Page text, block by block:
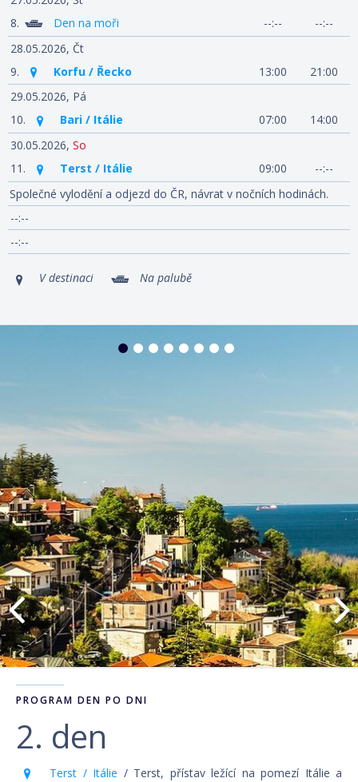
8.
Den na moři --:--
--:--
28.05.2026, Čt
9.
Korfu / Řecko 13:00
21:00
29.05.2026, Pá
10.
Bari / Itálie 07:00
14:00
30.05.2026, So
11.
Terst / Itálie 09:00
--:--
Společné vylodění a odjezd do ČR, návrat v nočních hodinách.
--:--
--:--
V destinaci Na palubě
PROGRAM DEN PO DNI
2. den
Terst / Itálie / Terst, přístav ležící na pomezí Itálie a